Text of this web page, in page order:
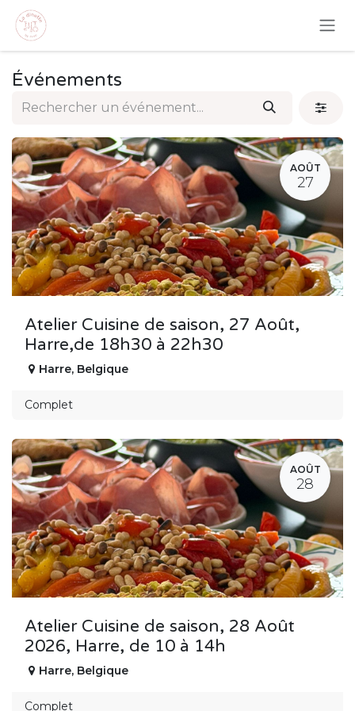
Se rendre au contenu
Événements
AOÛT
27
Atelier Cuisine de saison, 27 Août,
Harre,de 18h30 à 22h30
Harre, Belgique
Complet
AOÛT
28
Atelier Cuisine de saison, 28 Août
2026, Harre, de 10 à 14h
Harre, Belgique
Complet